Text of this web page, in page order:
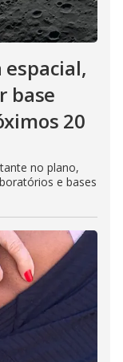
base
20
no plano,
e bases